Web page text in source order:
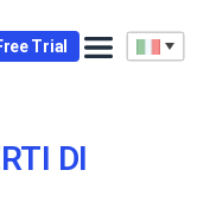
Trial
DI